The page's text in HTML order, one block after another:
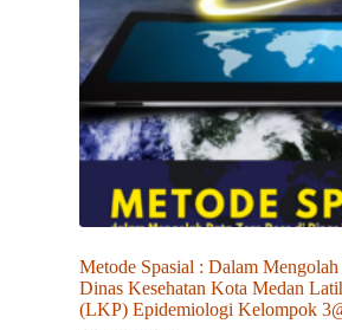
Metode Spasial : Dalam
Dinas Kesehatan Kota Medan
(LKP) Epidemiologi Kelompok